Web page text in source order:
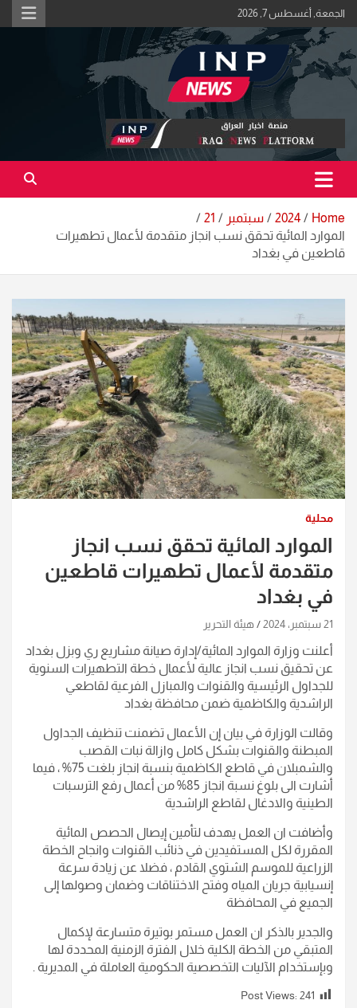
Skip
to
content
الجمعة, أغسطس 7, 2026
منصة اخبار العراق
اكبر منصة خبرية في العراق | #الحقيقة_اولاً
Home
2024 سبتمبر
21
الموارد المائية تحقق نسب انجاز متقدمة لأعمال تطهيرات
قاطعين في بغداد
محلية
الموارد المائية تحقق نسب انجاز
متقدمة لأعمال تطهيرات قاطعين
في بغداد
21 سبتمبر، 2024 هيئة التحرير
أعلنت وزارة الموارد المائية/إدارة صيانة مشاريع ري وبزل بغداد
عن تحقيق نسب انجاز عالية لأعمال خطة التطهيرات السنوية
للجداول الرئيسية والقنوات والمبازل الفرعية لقاطعي
الراشدية والكاظمية ضمن محافظة بغداد
وقالت الوزارة في بيان إن الأعمال تضمنت تنظيف الجداول
المبطنة والقنوات بشكل كامل وازالة نبات القصب
والشمبلان في قاطع الكاظمية بنسبة انجاز بلغت 75% ، فيما
أشارت الى بلوغ نسبة انجاز 85% من أعمال رفع الترسبات
الطينية والادغال لقاطع الراشدية
وأضافت ان العمل يهدف لتأمين إيصال الحصص المائية
المقررة لكل المستفيدين في ذنائب القنوات وانجاح الخطة
الزراعية للموسم الشتوي القادم ، فضلا عن زيادة سرعة
إنسيابية جريان المياه وفتح الاختناقات وضمان وصولها إلى
الجميع في المحافظة
والجدير بالذكر ان العمل مستمر بوتيرة متسارعة لإكمال
المتبقي من الخطة الكلية خلال الفترة الزمنية المحددة لها
وبإستخدام الآليات التخصصية الحكومية العاملة في المديرية .
Post Views: 241